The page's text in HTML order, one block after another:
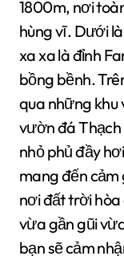
1800m, nơi
hùng vĩ. Dưới
xa xa là đỉnh
bồng bềnh.
qua những khu
vườn đá Thạch
nhỏ phủ đầy
mang đến cảm
nơi đất trời hòa
vừa gần gũi
bạn sẽ cảm